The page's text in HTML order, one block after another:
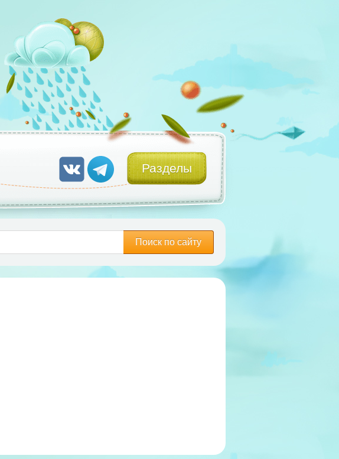
Разделы
Поиск по сайту